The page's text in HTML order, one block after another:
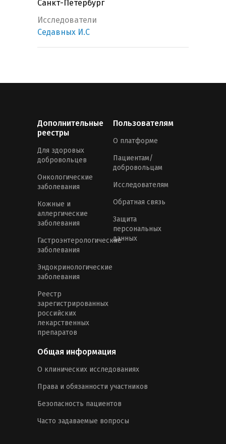
Санкт-Петербург
Исследователи
Седавных И.С
Дополнительные
реестры
Для здоровых
добровольцев
Онкологические
заболевания
Кожные и
аллергические
заболевания
Гастроэнтерологические
заболевания
Эндокринологические
заболевания
Реестр
зарегистрированных
российских
лекарственных
препаратов
Пользователям
О платформе
Пациентам/
добровольцам
Исследователям
Обратная связь
Защита
персональных
данных
Общая информация
О клинических исследованиях
Права и обязанности участников
Безопасность пациентов
Часто задаваемые вопросы